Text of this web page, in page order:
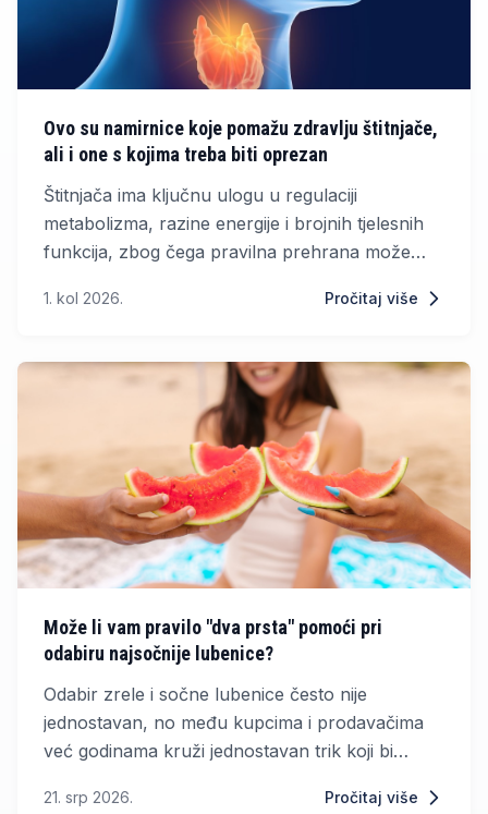
Ovo su namirnice koje pomažu zdravlju štitnjače,
ali i one s kojima treba biti oprezan
Štitnjača ima ključnu ulogu u regulaciji
metabolizma, razine energije i brojnih tjelesnih
funkcija, zbog čega pravilna prehrana može
umora, usporenog metabolizma, promjena
mogu biti povezani s poremećajima rada ove
1. kol 2026. Pročitaj više
Može li vam pravilo "dva prsta" pomoći pri
odabiru najsočnije lubenice?
Odabir zrele i sočne lubenice često nije
jednostavan, no među kupcima i prodavačima
već godinama kruži jednostavan trik koji bi
21. srp 2026. Pročitaj više